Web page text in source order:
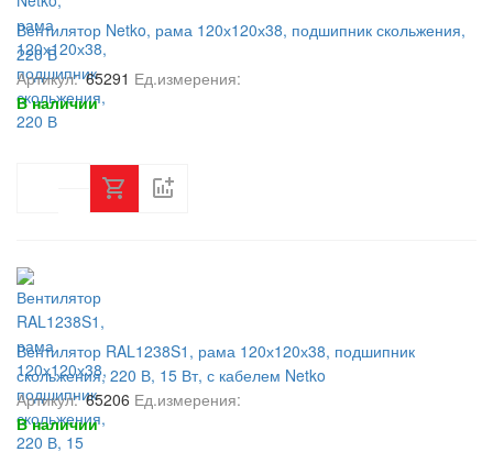
Вентилятор Netko, рама 120х120х38, подшипник скольжения,
220 В
Артикул: 65291 Ед.измерения:
В наличии
Вентилятор RAL1238S1, рама 120х120х38, подшипник
скольжения, 220 В, 15 Вт, с кабелем Netko
Артикул: 65206 Ед.измерения:
В наличии